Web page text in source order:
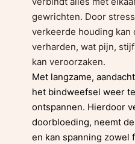
gewrichten. Door
verkeerde houding
verharden, wat pijn,
kan veroorzaken.
Met langzame,
het bindweefsel weer
ontspannen. Hierdoor
doorbloeding, neemt
en kan spanning zowel